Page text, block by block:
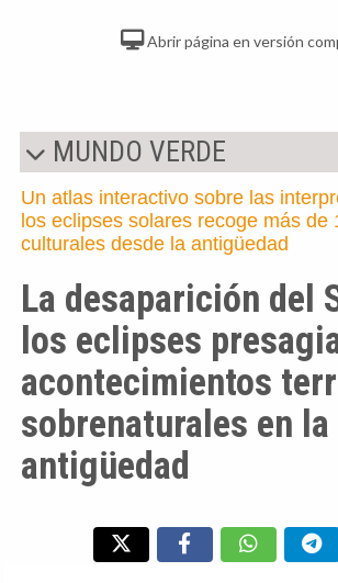
Abrir página en versión
MUNDO VERDE
Un atlas interactivo sobre las
los eclipses solares recoge más de
culturales desde la antigüedad
La desaparición del
los eclipses
acontecimientos
sobrenaturales en la
antigüedad